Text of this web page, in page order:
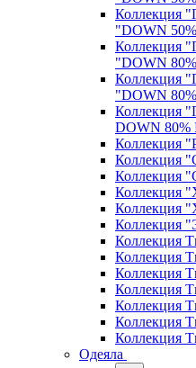
Коллекция
"DOWN
Коллекция
"DOWN
Коллекция
"DOWN
Коллекция
DOWN 80%
Коллекция
Коллекция
Коллекция
Коллекция
Коллекция
Коллекция
Коллекция
Коллекция
Коллекция
Коллекция
Коллекция
Коллекция
Коллекция
Одеяла